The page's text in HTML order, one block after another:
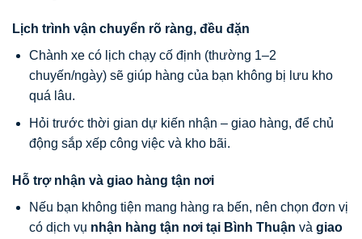
Lịch trình vận chuyển rõ ràng, đều đặn
Chành xe có lịch chạy cố định (thường 1–2
chuyến/ngày) sẽ giúp hàng của bạn không bị lưu kho
quá lâu.
Hỏi trước thời gian dự kiến nhận – giao hàng, để chủ
động sắp xếp công việc và kho bãi.
Hỗ trợ nhận và giao hàng tận nơi
Nếu bạn không tiện mang hàng ra bến, nên chọn đơn vị
có dịch vụ nhận hàng tận nơi tại Bình Thuận và giao